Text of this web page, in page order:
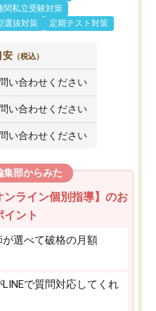
関私立受験対策
選抜対策
定期テスト対策
安 （税込）
い合わせください
い合わせください
い合わせください
集部からみた
ンライン個別指導】のお
イント
選べて破格の月額
で質問対応してくれ